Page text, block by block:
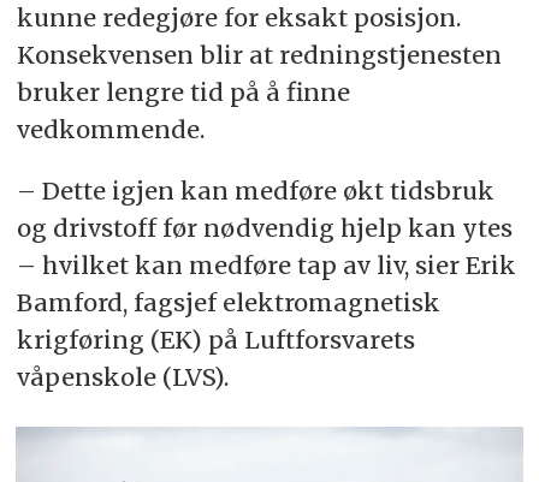
kunne redegjøre for eksakt posisjon.
Konsekvensen blir at redningstjenesten
bruker lengre tid på å finne
vedkommende.
– Dette igjen kan medføre økt tidsbruk
og drivstoff før nødvendig hjelp kan ytes
– hvilket kan medføre tap av liv, sier Erik
Bamford, fagsjef elektromagnetisk
krigføring (EK) på Luftforsvarets
våpenskole (LVS).